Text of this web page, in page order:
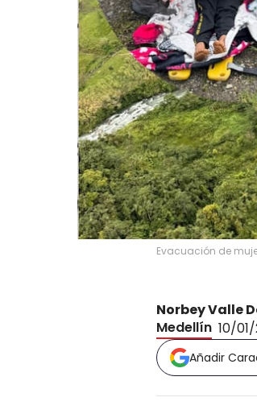
Evacuación de
Norbey Valle
Medellín 10/
Añadir